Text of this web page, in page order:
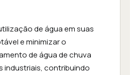
de água em suas
e minimizar o
de água de chuva
industriais, contribuindo